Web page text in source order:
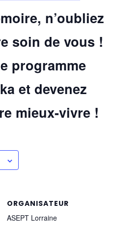
n’oubliez
soin de vous !
programme
et devenez
mieux-vivre !
ORGANISATEUR
ASEPT Lorraine